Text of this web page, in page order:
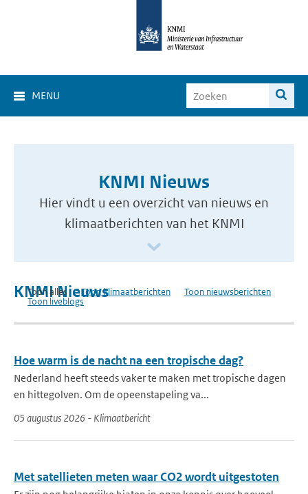
MENU
KNMI Nieuws
Hier vindt u een overzicht van nieuws en
klimaatberichten van het KNMI
KNMI Nieuws
Toon alles Toon klimaatberichten
Toon nieuwsberichten
Toon liveblogs
Hoe warm is de nacht na een tropische dag?
Nederland heeft steeds vaker te maken met tropische dagen
en hittegolven. Om de opeenstapeling va...
05 augustus 2026 - Klimaatbericht
Met satellieten meten waar CO2 wordt uitgestoten